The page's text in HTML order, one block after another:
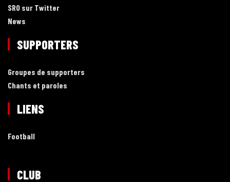
SRO sur Twitter
News
SUPPORTERS
Groupes de supporters
Chants et paroles
LIENS
Football
CLUB